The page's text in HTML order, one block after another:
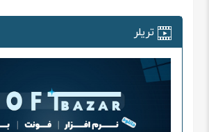
تریلر